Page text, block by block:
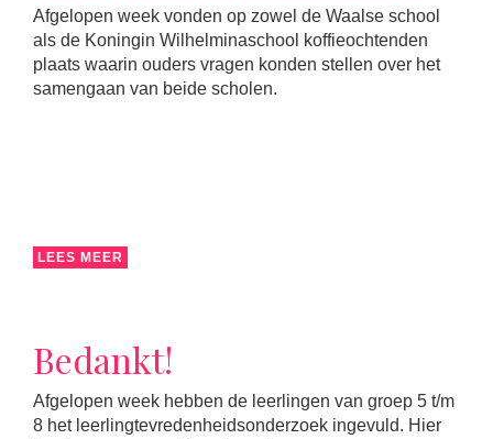
Afgelopen week vonden op zowel de Waalse school
als de Koningin Wilhelminaschool koffieochtenden
plaats waarin ouders vragen konden stellen over het
samengaan van beide scholen.
LEES MEER
Bedankt!
Afgelopen week hebben de leerlingen van groep 5 t/m
8 het leerlingtevredenheidsonderzoek ingevuld. Hier